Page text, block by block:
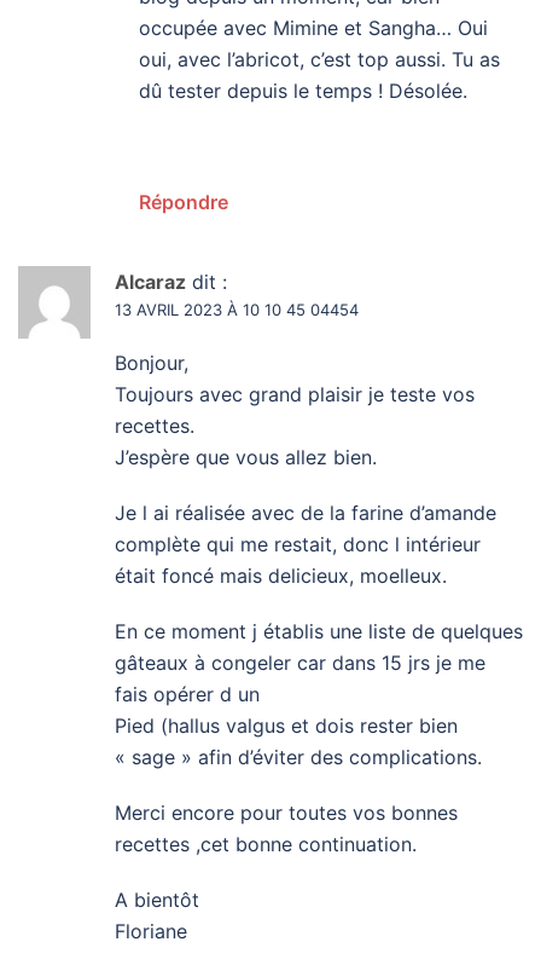
occupée avec Mimine et Sangha… Oui
oui, avec l’abricot, c’est top aussi. Tu as
dû tester depuis le temps ! Désolée.
Répondre
Alcaraz dit :
13 AVRIL 2023 À 10 10 45 04454
Bonjour,
Toujours avec grand plaisir je teste vos
recettes.
J’espère que vous allez bien.
Je l ai réalisée avec de la farine d’amande
complète qui me restait, donc l intérieur
était foncé mais delicieux, moelleux.
En ce moment j établis une liste de quelques
gâteaux à congeler car dans 15 jrs je me
fais opérer d un
Pied (hallus valgus et dois rester bien
« sage » afin d’éviter des complications.
Merci encore pour toutes vos bonnes
recettes ,cet bonne continuation.
A bientôt
Floriane